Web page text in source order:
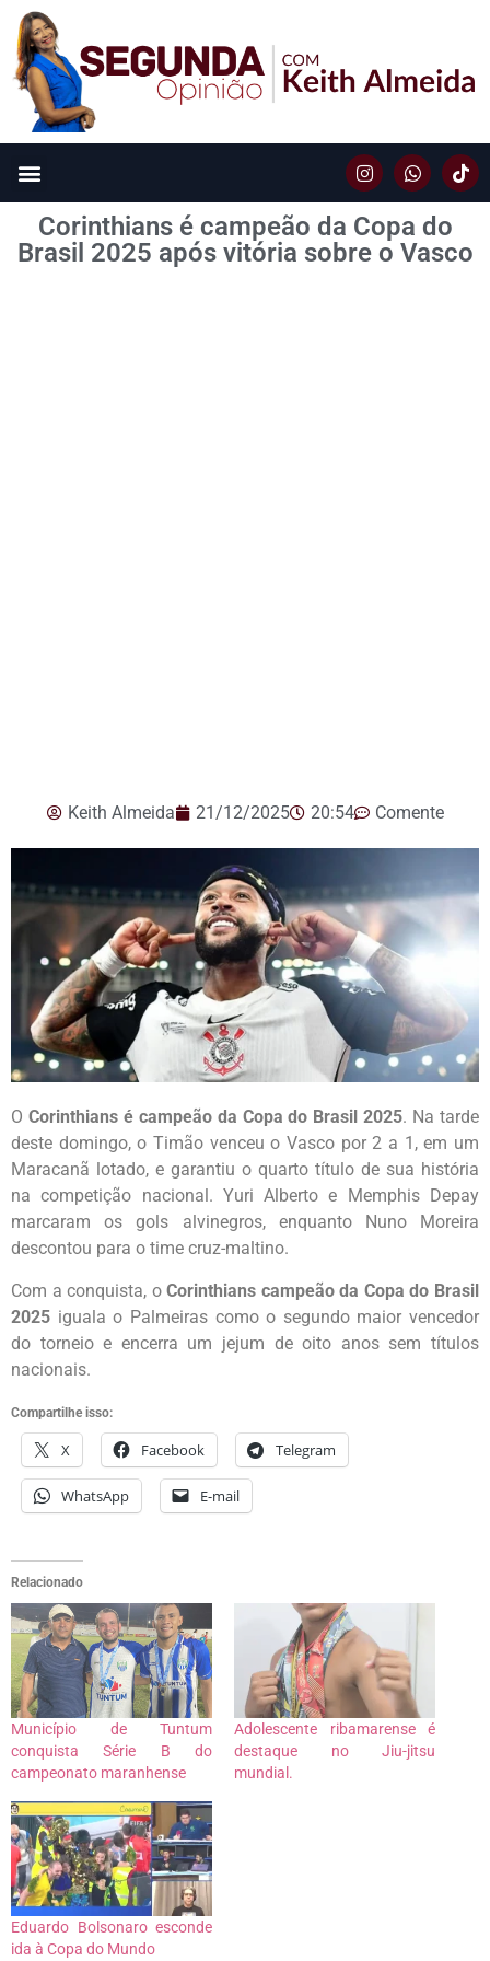
Corinthians é campeão da Copa do
Brasil 2025 após vitória sobre o Vasco
Keith Almeida 21/12/2025 20:54 Comente
O Corinthians é campeão da Copa do Brasil 2025. Na tarde
deste domingo, o Timão venceu o Vasco por 2 a 1, em um
Maracanã lotado, e garantiu o quarto título de sua história
na competição nacional. Yuri Alberto e Memphis Depay
marcaram os gols alvinegros, enquanto Nuno Moreira
descontou para o time cruz-maltino.
Com a conquista, oCorinthians campeão da Copa do Brasil
2025 iguala o Palmeiras como o segundo maior vencedor
do torneio e encerra um jejum de oito anos sem títulos
nacionais.
Compartilhe isso:
X Facebook Telegram
WhatsApp E-mail
Relacionado
Município de Tuntum
conquista Série B do
campeonato maranhense
Adolescente ribamarense é
destaque no Jiu-jitsu
mundial.
Eduardo Bolsonaro esconde
ida à Copa do Mundo